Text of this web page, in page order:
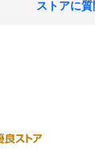
ストアに